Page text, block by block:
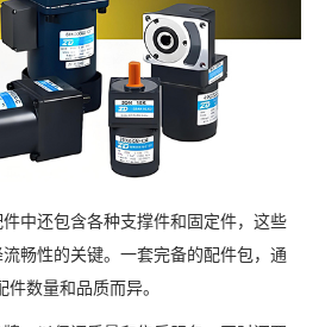
中还包含各种支撑件和固定件，这些
畅性的关键。一套完备的配件包，通
件数量和品质而异。